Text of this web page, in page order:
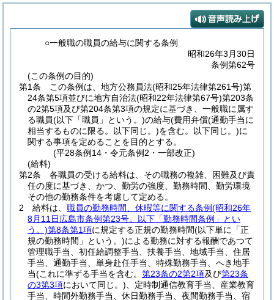
○一般職の職員の給与に関する条例
昭和26年3月30日
条例第62号
(この条例の目的)
第1条
この条例は、地方公務員法(昭和25年法律第261号)第
24条第5項並びに地方自治法(昭和22年法律第67号)第203条
の2第5項及び第204条第3項の規定に基づき、一般職に属す
る職員(以下「職員」という。)の給与(費用弁償(通勤手当に
相当するものに限る。以下同じ。)を含む。以下同じ。)に
関する事項を定めることを目的とする。
(平28条例14・令元条例2・一部改正)
(給料)
第2条
各職員の受ける給料は、その職務の複雑、困難及び責
任の度に基づき、かつ、勤労の強度、勤務時間、勤労環境
その他の勤務条件を考慮して定める。
2
給料は、 職員の勤務時間、休暇等に関する条例(昭和26年
8月11日広島市条例第23号。以下「勤務時間条例」とい
う。)第8条第1項に規定する正規の勤務時間(以下単に「正
規の勤務時間」という。)による勤務に対する報酬であつて
管理職手当、初任給調整手当、扶養手当、地域手当、住居
手当、通勤手当、単身赴任手当、特殊勤務手当、へき地手
当(これに準ずる手当を含む。 第23条の2第2項及び第23条
の3第3項において同じ。) 、定時制通信教育手当、産業教育
手当、時間外勤務手当、休日勤務手当、夜間勤務手当、宿